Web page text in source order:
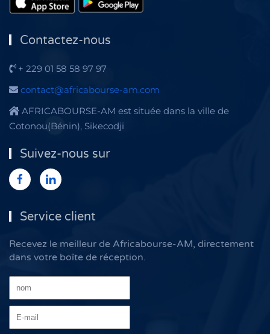
Contactez-nous
+ 229 01 58 58 97 97
contact@africabourse-am.com
AFRICABOURSE-AM est située dans la ville de
Cotonou(Bénin), Sikecodji
Suivez-nous sur
Service client
Recevez le meilleur de Africabourse-AM, directement
dans votre boîte de réception.